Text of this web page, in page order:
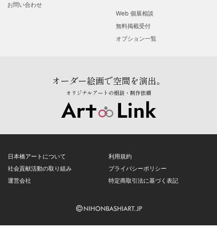
お問い合わせ
Web 個展相談
無料掲載受付
オプション一覧
オーダー絵画で空間を演出。
オリジナルアートの相談・制作依頼
日本橋アートについて
社会貢献活動の取り組み
運営会社
利用規約
プライバシーポリシー
特定商取引法に基づく表記